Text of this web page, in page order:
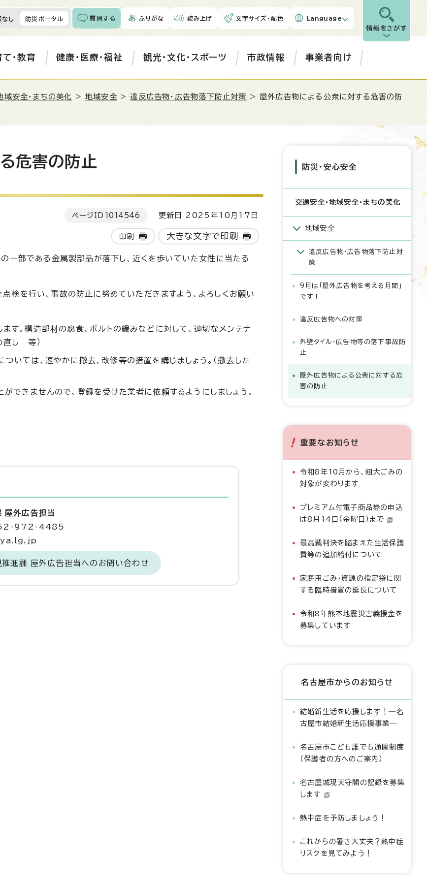
し 防災ポータル 質問する ふりがな 読み上げ 文字サイズ・配色 Language
情報をさがす
・教育 健康・医療・福祉 観光・文化・スポーツ 市政情報 事業者向け
域安全・まちの美化 >地域安全 >違反広告物・広告物落下防止対策 > 屋外広告物による公衆に対する危害の防
危害の防止
ページID 1014546 更新日 2025年10月17日
印刷 大きな文字で印刷
部である金属製部品が落下し、近くを歩いていた女性に当たる
検を行い、事故の防止に努めていただきますよう、よろしくお願い
す。構造部材の腐食、ボルトの緩みなどに対して、適切なメンテナ
直し 等）
いては、速やかに撤去、改修等の措置を講じましょう。（撤去した
できませんので、登録を受けた業者に依頼するようにしましょう。
屋外広告担当
972-4485
進課 屋外広告担当へのお問い合わせ
防災・安心安全
交通安全・地域安全・まちの美化
地域安全
違反広告物・広告物落下防止対
策
9月は「屋外広告物を考える月間」
です！
違反広告物への対策
外壁タイル・広告物等の落下事故防
止
屋外広告物による公衆に対する危
害の防止
重要なお知らせ
令和8年10月から、粗大ごみの
対象が変わります
プレミアム付電子商品券の申込
は8月14日（金曜日）まで
最高裁判決を踏まえた生活保護
費等の追加給付について
家庭用ごみ・資源の指定袋に関
する臨時措置の延長について
令和8年熊本地震災害義援金を
募集しています
名古屋市からのお知らせ
結婚新生活を応援します！―名
古屋市結婚新生活応援事業―
名古屋市こども誰でも通園制度
（保護者の方へのご案内）
名古屋城現天守閣の記録を募集
します
熱中症を予防しましょう！
これからの暑さ大丈夫？熱中症
リスクを見てみよう！